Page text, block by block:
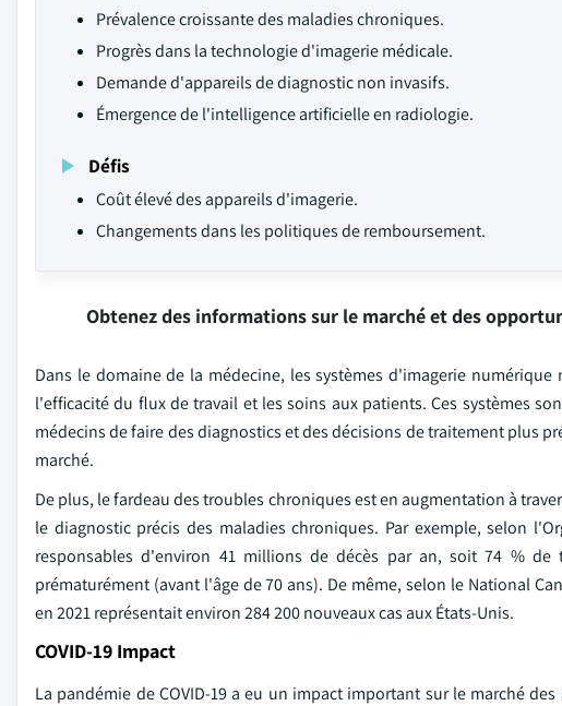
Prévalence croissante des maladies chroniques.
Progrès dans la technologie d'imagerie médicale.
Demande d'appareils de diagnostic non invasifs.
Émergence de l'intelligence artificielle en radiologie.
Défis
Coût élevé des appareils d'imagerie.
Changements dans les politiques de remboursement.
Obtenez des informations sur le marché et des
Dans le domaine de la médecine, les systèmes d'imagerie
l'efficacité du flux de travail et les soins aux patients. Ces systèmes
médecins de faire des diagnostics et des décisions de traitement plus
marché.
De plus, le fardeau des troubles chroniques est en augmentation à
le diagnostic précis des maladies chroniques. Par exemple, selon
responsables d'environ 41 millions de décès par an, soit 74 %
prématurément (avant l'âge de 70 ans). De même, selon le National
en 2021 représentait environ 284 200 nouveaux cas aux États-Unis.
COVID-19 Impact
La pandémie de COVID-19 a eu un impact important sur le marché